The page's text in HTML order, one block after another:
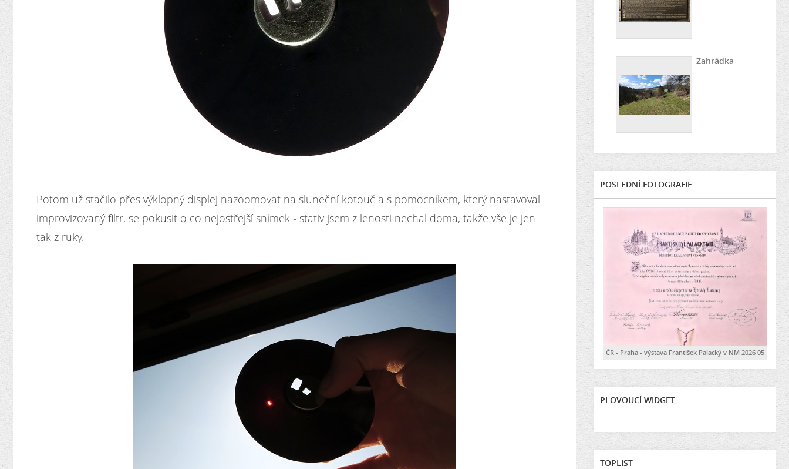
Potom už stačilo přes výklopný displej nazoomovat na sluneční kotouč a s pomocníkem, který nastavoval
improvizovaný filtr, se pokusit o co nejostřejší snímek - stativ jsem z lenosti nechal doma, takže vše je jen
tak z ruky.
Zahrádka
POSLEDNÍ FOTOGRAFIE
ČR - Praha - výstava František Palacký v NM 2026 05
PLOVOUCÍ WIDGET
TOPLIST